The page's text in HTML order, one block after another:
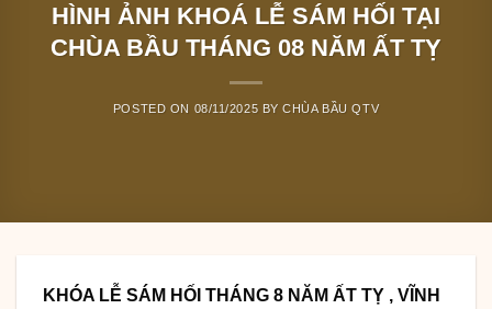
HÌNH ẢNH KHOÁ LỄ SÁM HỐI TẠI
CHÙA BẦU THÁNG 08 NĂM ẤT TỴ
POSTED ON 08/11/2025 BYCHÙA BẦU QTV
KHÓA LỄ SÁM HỐI THÁNG 8 NĂM ẤT TỴ , VĨNH